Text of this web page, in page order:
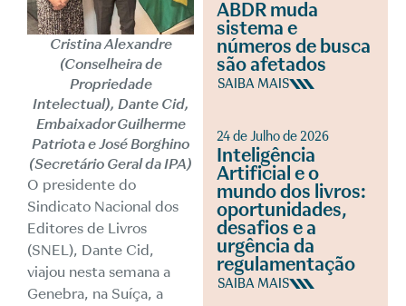
Cristina Alexandre
(Conselheira de
Propriedade
Intelectual), Dante Cid,
Embaixador Guilherme
Patriota e José Borghino
(Secretário Geral da IPA)
O presidente do
Sindicato Nacional dos
Editores de Livros
(SNEL), Dante Cid,
viajou nesta semana a
Genebra, na Suíça, a
ABDR muda
sistema e
números de busca
são afetados
SAIBA MAIS
24 de Julho de 2026
Inteligência
Artificial e o
mundo dos livros:
oportunidades,
desafios e a
urgência da
regulamentação
SAIBA MAIS